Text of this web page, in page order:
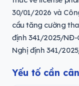
30/01/2026 và
cầu tăng cường
định 341/2025/NĐ-
Nghị định 341/
Yếu tố cần